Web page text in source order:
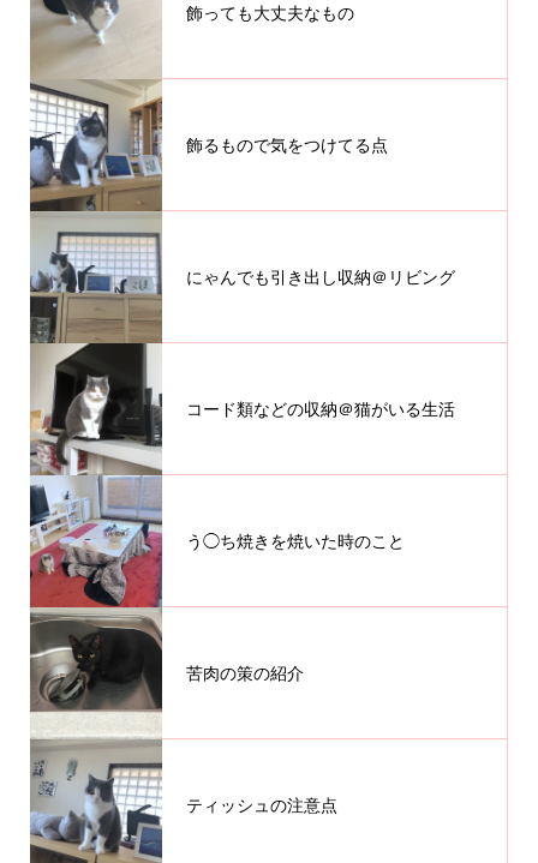
飾っても大丈夫なもの
飾るもので気をつけてる点
にゃんでも引き出し収納＠リビング
コード類などの収納＠猫がいる生活
う◯ち焼きを焼いた時のこと
苦肉の策の紹介
ティッシュの注意点